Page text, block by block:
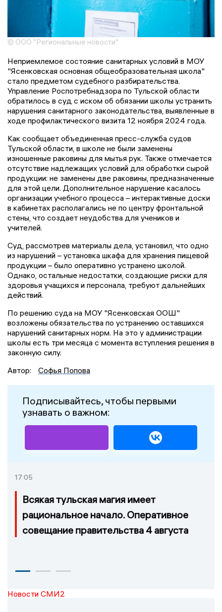
© ООО "Региональные новости"
Неприемлемое состояние санитарных условий в МОУ
"Ясенковская основная общеобразовательная школа"
стало предметом судебного разбирательства.
Управление Роспотребнадзора по Тульской области
обратилось в суд с иском об обязании школы устранить
нарушения санитарного законодательства, выявленные в
ходе профилактического визита 12 ноября 2024 года.
Как сообщает объединенная пресс-служба судов
Тульской области, в школе не были заменены
изношенные раковины для мытья рук. Также отмечается
отсутствие надлежащих условий для обработки сырой
продукции: не заменены две раковины, предназначенные
для этой цели. Дополнительное нарушение касалось
организации учебного процесса – интерактивные доски
в кабинетах располагались не по центру фронтальной
стены, что создает неудобства для учеников и
учителей.
Суд, рассмотрев материалы дела, установил, что одно
из нарушений – установка шкафа для хранения пищевой
продукции – было оперативно устранено школой.
Однако, остальные недостатки, создающие риски для
здоровья учащихся и персонала, требуют дальнейших
действий.
По решению суда на МОУ "Ясенковская ООШ"
возложены обязательства по устранению оставшихся
нарушений санитарных норм. На это у администрации
школы есть три месяца с момента вступления решения в
законную силу.
Автор:
Софья Попова
Подписывайтесь, чтобы первыми
узнавать о важном:
17:05
Всякая тульская магия имеет
рациональное начало. Оперативное
совещание правительства 4 августа
Новости СМИ2